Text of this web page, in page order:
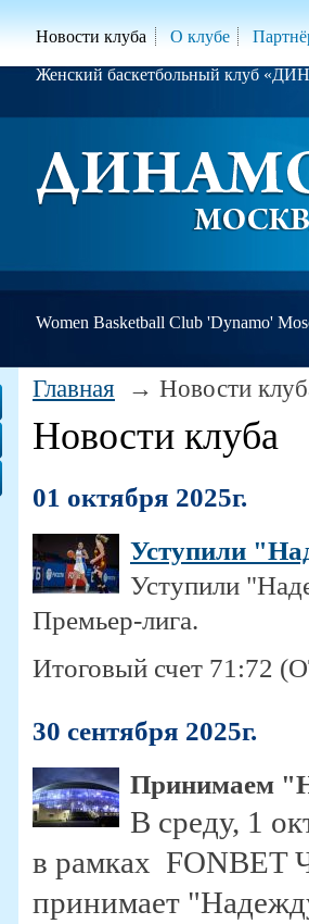
Новости клуба О клубе
Женский баскетбольный клуб
Women Basketball Club 'Dynamo'
Главная Новости
Новости клуба
01 октября 2025г.
Уступили
Уступили
Премьер-лига.
Итоговый счет 71:72
30 сентября 2025г.
Принимаем
В среду, 1
в рамках FONBET
принимает